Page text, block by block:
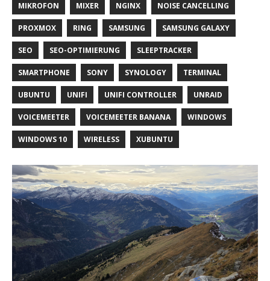
MIKROFON MIXER NGINX NOISE CANCELLING
PROXMOX RING SAMSUNG SAMSUNG GALAXY
SEO SEO-OPTIMIERUNG SLEEPTRACKER
SMARTPHONE SONY SYNOLOGY TERMINAL
UBUNTU UNIFI UNIFI CONTROLLER UNRAID
VOICEMEETER VOICEMEETER BANANA WINDOWS
WINDOWS 10 WIRELESS XUBUNTU